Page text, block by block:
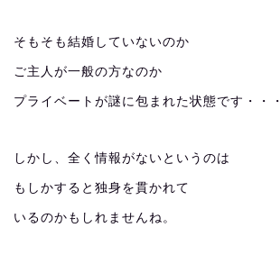
そもそも結婚していないのか
ご主人が一般の方なのか
プライベートが謎に包まれた状態です・・・
しかし、全く情報がないというのは
もしかすると独身を貫かれて
いるのかもしれませんね。